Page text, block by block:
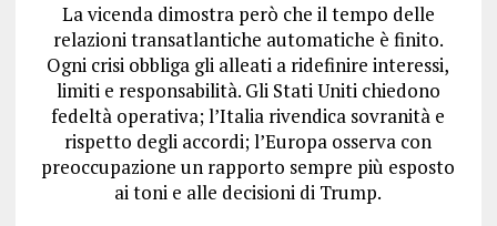
La vicenda dimostra però che il tempo delle
relazioni transatlantiche automatiche è finito.
Ogni crisi obbliga gli alleati a ridefinire interessi,
limiti e responsabilità. Gli Stati Uniti chiedono
fedeltà operativa; l’Italia rivendica sovranità e
rispetto degli accordi; l’Europa osserva con
preoccupazione un rapporto sempre più esposto
ai toni e alle decisioni di Trump.